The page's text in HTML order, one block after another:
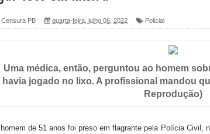
próteses dentárias já foram entregues pela Prefeitura de
Festa de Santana 2026 será neste sábado (25) e deve
Marí lamenta a morte da ex-vereadora Neta do Sindicato
em Brasília recursos para nova Casa de Acolhida e CRAS
Censura PB quarta-feira, julho 06, 2022 Policial
Uma médica, então, perguntou ao homem
havia jogado no lixo. A profissional mandou
Reprodução)
de 51 anos foi preso em flagrante pela Polícia Civil,